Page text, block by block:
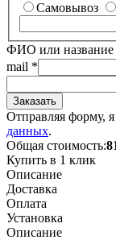
Самовывоз
ФИО или название
mail *
Заказать
Отправляя форму,
данных.
Общая стоимость:
Купить в 1 клик
Описание
Доставка
Оплата
Установка
Описание